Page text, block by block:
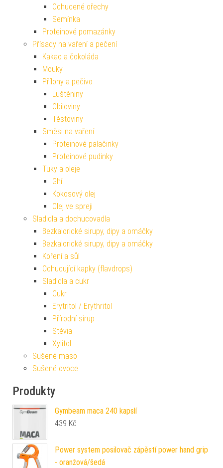
Ochucené ořechy
Semínka
Proteinové pomazánky
Přísady na vaření a pečení
Kakao a čokoláda
Mouky
Přílohy a pečivo
Luštěniny
Obiloviny
Těstoviny
Směsi na vaření
Proteinové palačinky
Proteinové pudinky
Tuky a oleje
Ghí
Kokosový olej
Olej ve spreji
Sladidla a dochucovadla
Bezkalorické sirupy, dipy a omáčky
Bezkalorické sirupy, dipy a omáčky
Koření a sůl
Ochucující kapky (flavdrops)
Sladidla a cukr
Cukr
Erytritol / Erythritol
Přírodní sirup
Stévia
Xylitol
Sušené maso
Sušené ovoce
Produkty
Gymbeam maca 240 kapslí
439 Kč
Power system posilovač zápěstí power hand grip
- oranžová/šedá